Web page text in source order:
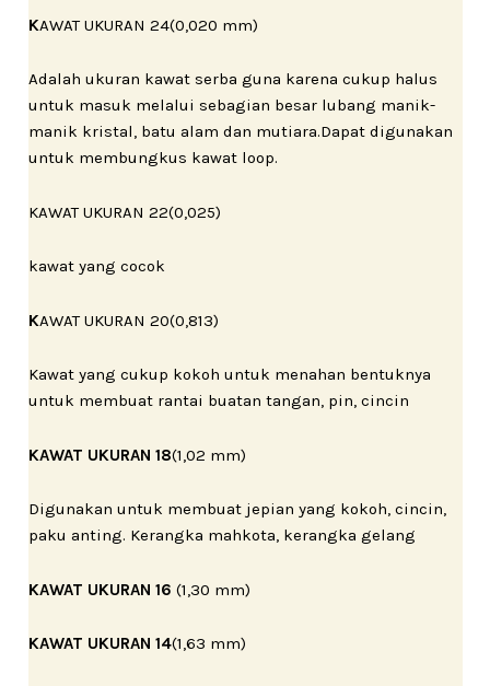
KAWAT UKURAN 24(0,020 mm)
Adalah ukuran kawat serba guna karena cukup halus
untuk masuk melalui sebagian besar lubang manik-
manik kristal, batu alam dan mutiara.Dapat digunakan
untuk membungkus kawat loop.
KAWAT UKURAN 22(0,025)
kawat yang cocok
KAWAT UKURAN 20(0,813)
Kawat yang cukup kokoh untuk menahan bentuknya
untuk membuat rantai buatan tangan, pin, cincin
KAWAT UKURAN 18(1,02 mm)
Digunakan untuk membuat jepian yang kokoh, cincin,
paku anting. Kerangka mahkota, kerangka gelang
KAWAT UKURAN 16 (1,30 mm)
KAWAT UKURAN 14(1,63 mm)